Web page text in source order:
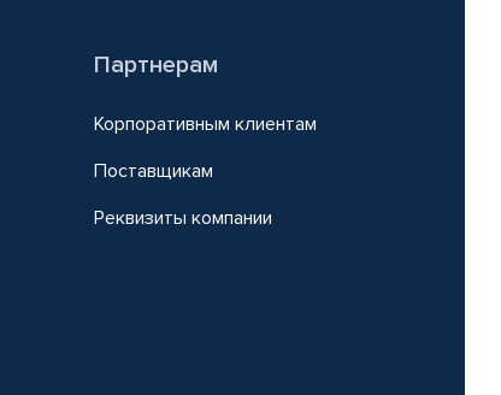
Партнерам
Корпоративным клиентам
Поставщикам
Реквизиты компании